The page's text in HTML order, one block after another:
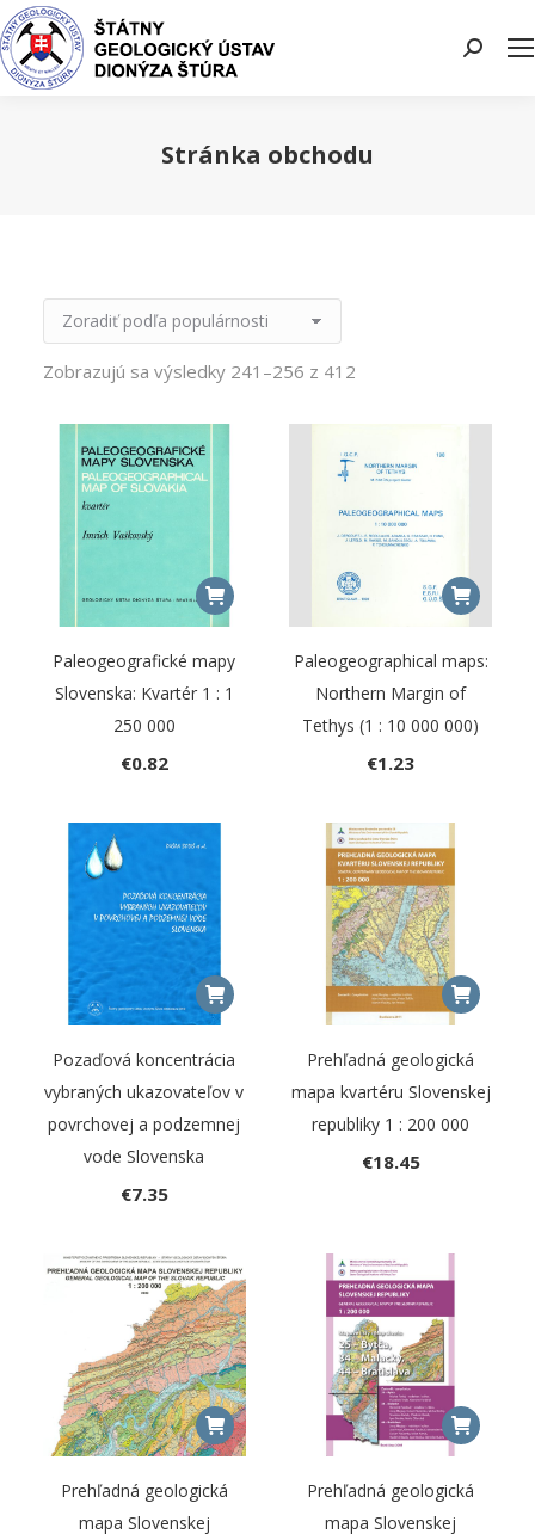
Search:
Stránka obchodu
Zobrazujú sa výsledky 241–256 z 412
Paleogeografické mapy
Slovenska: Kvartér 1 : 1
250 000
€0.82
Paleogeographical maps:
Northern Margin of
Tethys (1 : 10 000 000)
€1.23
Pozaďová koncentrácia
vybraných ukazovateľov v
povrchovej a podzemnej
vode Slovenska
€7.35
Prehľadná geologická
mapa kvartéru Slovenskej
republiky 1 : 200 000
€18.45
Prehľadná geologická
mapa Slovenskej
Prehľadná geologická
mapa Slovenskej